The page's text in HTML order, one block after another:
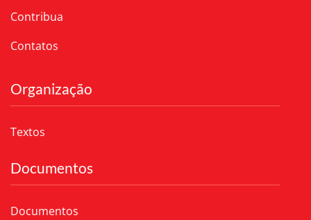
Contribua
Contatos
Organização
Textos
Documentos
Documentos